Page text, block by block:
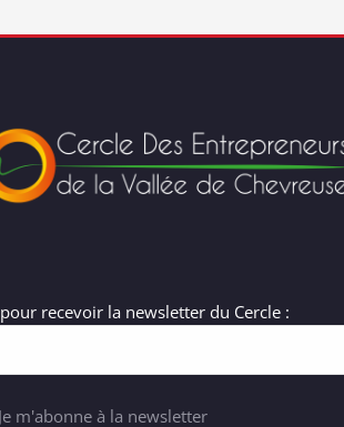
recevoir la newsletter du Cercle :
Je m'abonne à la newsletter